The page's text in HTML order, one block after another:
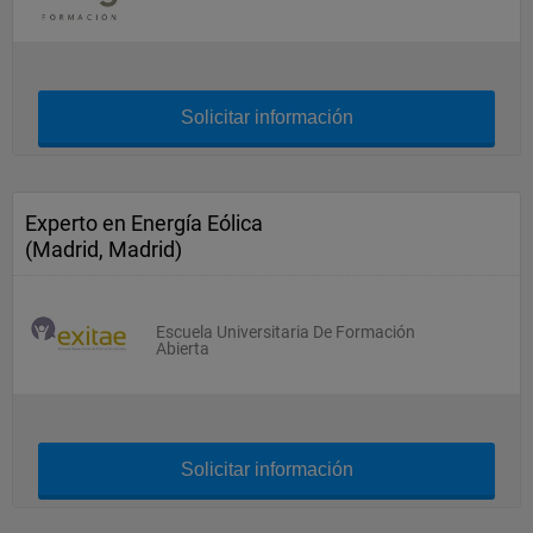
Solicitar información
Experto en Energía Eólica
(Madrid, Madrid)
Escuela Universitaria De Formación
Abierta
Solicitar información